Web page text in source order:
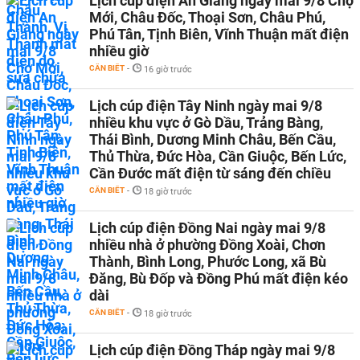
Mới, Châu Đốc, Thoại Sơn, Châu Phú,
Phú Tân, Tịnh Biên, Vĩnh Thuận mất điện
nhiều giờ
CẦN BIẾT - 16 giờ trước
Lịch cúp điện Tây Ninh ngày mai 9/8
nhiều khu vực ở Gò Dầu, Trảng Bàng,
Thái Bình, Dương Minh Châu, Bến Cầu,
Thủ Thừa, Đức Hòa, Cần Giuộc, Bến Lức,
Cần Đước mất điện từ sáng đến chiều
CẦN BIẾT - 18 giờ trước
Lịch cúp điện Đồng Nai ngày mai 9/8
nhiều nhà ở phường Đồng Xoài, Chơn
Thành, Bình Long, Phước Long, xã Bù
Đăng, Bù Đốp và Đồng Phú mất điện kéo
dài
CẦN BIẾT - 18 giờ trước
Lịch cúp điện Đồng Tháp ngày mai 9/8